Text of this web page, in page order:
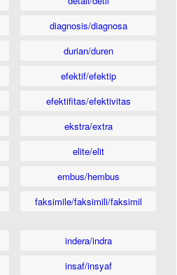
diagnosis/diagnosa
durian/duren
efektif/efektip
efektifitas/efektivitas
ekstra/extra
elite/elit
embus/hembus
faksimile/faksimili/faksimil
indera/indra
insaf/insyaf